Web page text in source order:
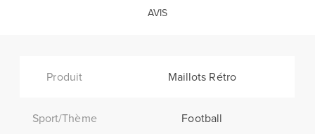
AVIS
Produit Maillots Rétro
Sport/Thème Football